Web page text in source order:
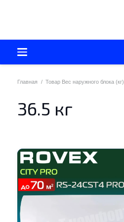
Главная / Товар Вес наружного блока (кг)
36.5 кг